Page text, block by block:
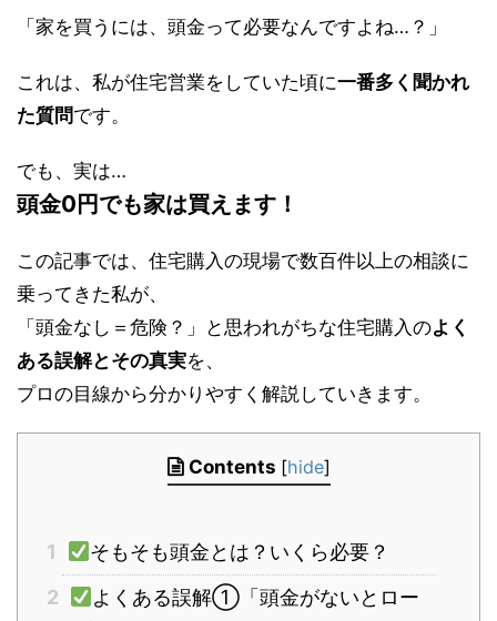
「家を買うには、頭金って必要なんですよね…？」
これは、私が住宅営業をしていた頃に一番多く聞かれ
た質問です。
でも、実は…
頭金0円でも家は買えます！
この記事では、住宅購入の現場で数百件以上の相談に
乗ってきた私が、
「頭金なし＝危険？」と思われがちな住宅購入のよく
ある誤解とその真実を、
プロの目線から分かりやすく解説していきます。
Contents [hide]
1
そもそも頭金とは？いくら必要？
2
よくある誤解①「頭金がないとロー